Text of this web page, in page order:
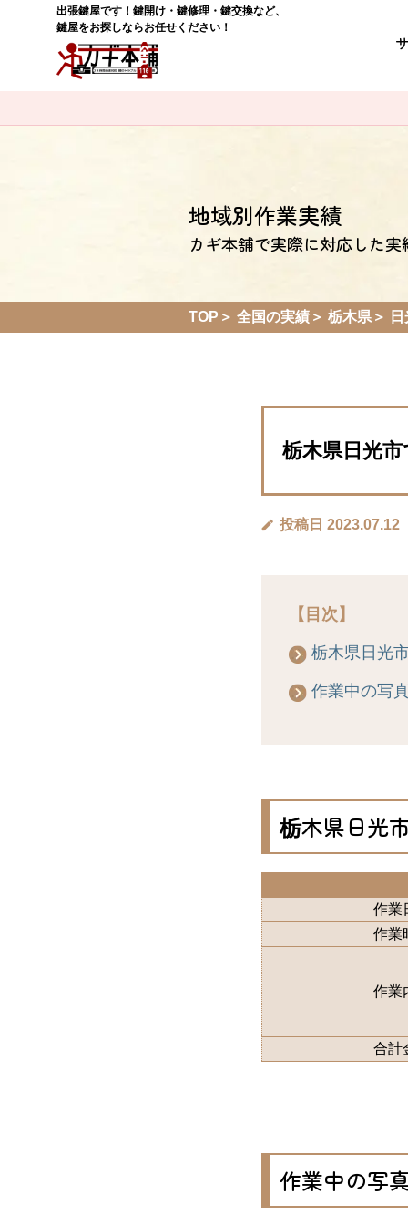
出張鍵屋です！鍵開け・鍵修理・鍵交換など、
鍵屋をお探しならお任せください！
地域別作業実績
カギ本舗で実際に対応した
TOP 全国の実績 栃木県
栃木県日光
投稿日 2023.07.12
【目次】
栃木県日光
作業中の写
栃木県日光
作業
作業
作業
合計
作業中の写